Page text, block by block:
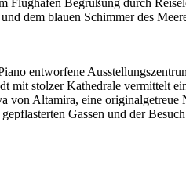
Begrüßung durch
dem blauen Schimmer des
entworfene
mit stolzer Kathedrale vermittelt
von Altamira, eine
Gassen und der